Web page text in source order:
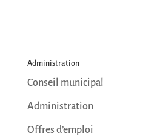
Administration
Conseil municipal
Administration
Offres d’emploi